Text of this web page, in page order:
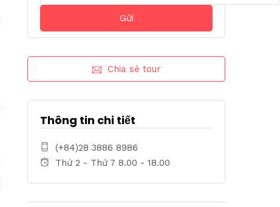
Chia sẻ tour
Thông tin chi tiết
(+84)28 3886 8986
Thứ 2 - Thứ 7 8.00 - 18.00